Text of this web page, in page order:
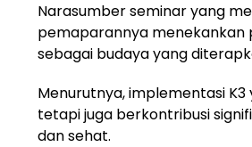
Narasumber seminar yang
pemaparannya menekankan
sebagai budaya yang
Menurutnya, implementasi
tetapi juga berkontribusi
dan sehat.